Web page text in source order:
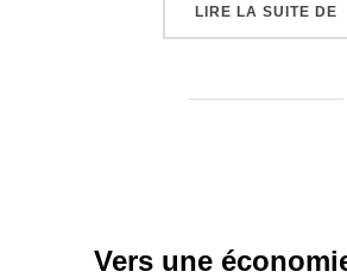
LIRE LA SUITE DE
Vers une